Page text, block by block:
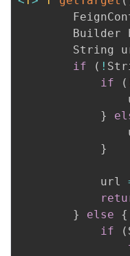
Builder
String
if
( !
if
(
}
}
            url
}
else
{
if
(